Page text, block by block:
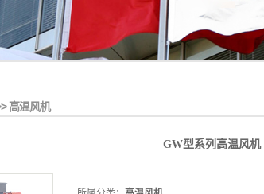
高温风机
GW型系列高温风机